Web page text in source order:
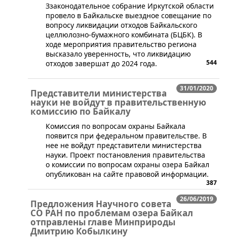
​Ззаконодательное собрание Иркутской области
провело в Байкальске выездное совещание по
вопросу ликвидации отходов Байкальского
целлюлозно-бумажного комбината (БЦБК). В
ходе мероприятия правительство региона
высказало уверенность, что ликвидацию
отходов завершат до 2024 года.
544
31/01/2020
Представители министерства
науки не войдут в правительственную
комиссию по Байкалу
​Комиссия по вопросам охраны Байкала
появится при федеральном правительстве. В
нее не войдут представители министерства
науки. Проект постановления правительства
о комиссии по вопросам охраны озера Байкал
опубликован на сайте правовой информации.
387
26/06/2019
Предложения Научного совета
СО РАН по проблемам озера Байкал
отправлены главе Минприроды
Дмитрию Кобылкину